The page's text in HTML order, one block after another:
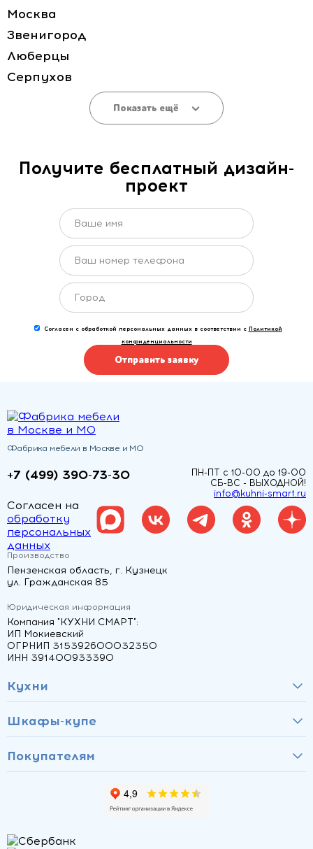
Москва
Звенигород
Люберцы
Серпухов
Показать ещё
Получите бесплатный дизайн-
проект
Согласен с обработкой персональных данных в соответствии с Политикой
конфиденциальности
Отправить заявку
Фабрика мебели в Москве и МО
+7 (499) 390-73-30
ПН-ПТ с 10-00 до 19-00
СБ-ВС - ВЫХОДНОЙ!
info@kuhni-smart.ru
Согласен на
обработку
персональных
данных
Производство
Пензенская область, г. Кузнецк
ул. Гражданская 85
Юридическая информация
Компания "КУХНИ СМАРТ":
ИП Мокиевский
ОГРНИП 315392600032350
ИНН 391400933390
Кухни
Шкафы-купе
Покупателям